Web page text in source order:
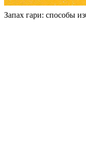
Запах гари: способы